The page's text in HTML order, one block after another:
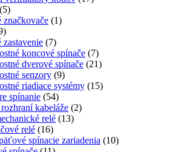
(5)
značkovače (1)
(7)
koncové spínače (7)
dverové spínače (21)
senzory (9)
riadiace systémy (15)
spínanie (54)
kabeláže (2)
relé (13)
relé (16)
spínacie zariadenia (10)